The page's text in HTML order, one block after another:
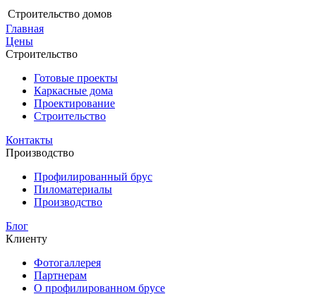
Строительство домов
Главная
Цены
Строительство
Готовые проекты
Каркасные дома
Проектирование
Строительство
Контакты
Производство
Профилированный брус
Пиломатериалы
Производство
Блог
Клиенту
Фотогаллерея
Партнерам
О профилированном брусе